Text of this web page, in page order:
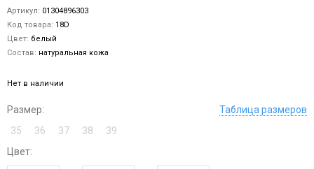
Артикул: 01304896303
Код товара: 18D
Цвет: белый
Состав: натуральная кожа
Нет в наличии
Размер:
Таблица размеров
35
36 37 38
39
Цвет: